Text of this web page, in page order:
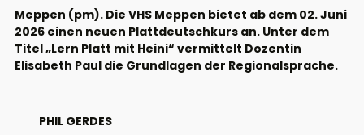
Meppen (pm). Die VHS Meppen bietet ab dem 02. Juni
2026 einen neuen Plattdeutschkurs an. Unter dem
Titel „Lern Platt mit Heini“ vermittelt Dozentin
Elisabeth Paul die Grundlagen der Regionalsprache.
PHIL GERDES